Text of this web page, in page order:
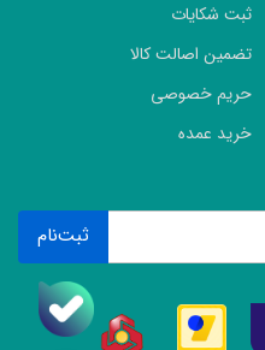
ثبت شکایات
تضمین اصالت کالا
حریم خصوصی
خرید عمده
ثبت‌نام